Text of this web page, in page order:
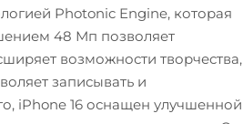
Photonic Engine, которая
48 Мп позволяет
возможности творчества,
записывать и
iPhone 16 оснащен улучшенной